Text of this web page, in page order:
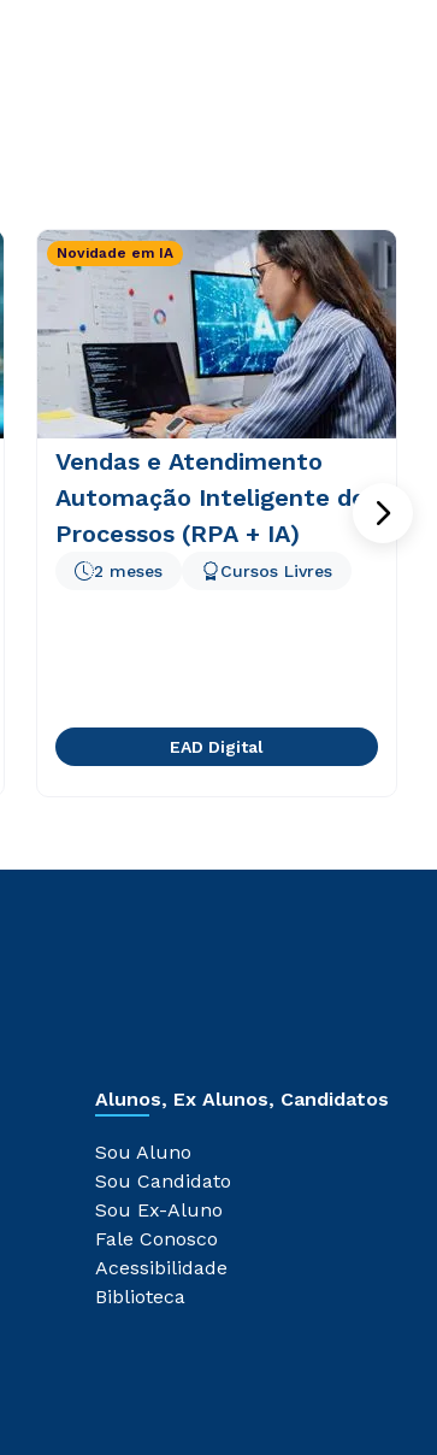
Novidade em IA
Vendas e Atendimento
Automação Inteligente de
Processos (RPA + IA)
2 meses Cursos Livres
EAD Digital
Alunos, Ex Alunos, Candidatos
Sou Aluno
Sou Candidato
Sou Ex-Aluno
Fale Conosco
Acessibilidade
Biblioteca